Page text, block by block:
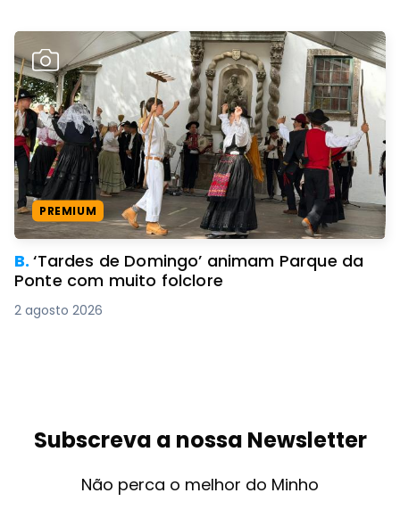
PREMIUM
B.‘Tardes de Domingo’ animam Parque da
Ponte com muito folclore
2 agosto 2026
Subscreva a nossa Newsletter
Não perca o melhor do Minho